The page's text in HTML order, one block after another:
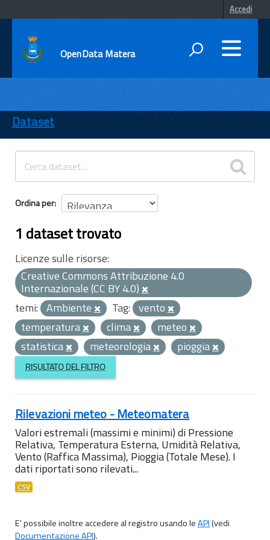
Accedi
OpenData Matera
ENTI
TEMI
INFORMAZIONI
Dataset
Ordina per
1 dataset trovato
Licenze sulle risorse:
Creative Commons Attribuzione 4.0
Internazionale (CC BY 4.0)
temi: Ambiente Tag: vento
temperatura
clima
meteo
statistica
meteorologia pioggia
RISULTATO DEL FILTRO
Rilevazioni meteo - Meteomatera
Valori estremali (massimi e minimi) di Pressione
Relativa, Temperatura Esterna, Umidità Relativa,
Vento (Raffica Massima), Pioggia (Totale Mese). I
dati riportati sono rilevati...
CSV
E' possibile inoltre accedere al registro usando leAPI(vedi
Documentazione API).